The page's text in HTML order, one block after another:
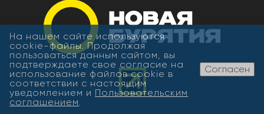
На нашем сайте используются
cookie-файлы. Продолжая
пользоваться данным сайтом, вы
подтверждаете свое согласие на
использование файлов cookie в
соответствии с настоящим
уведомлением и Пользовательским
соглашением.
Согласен